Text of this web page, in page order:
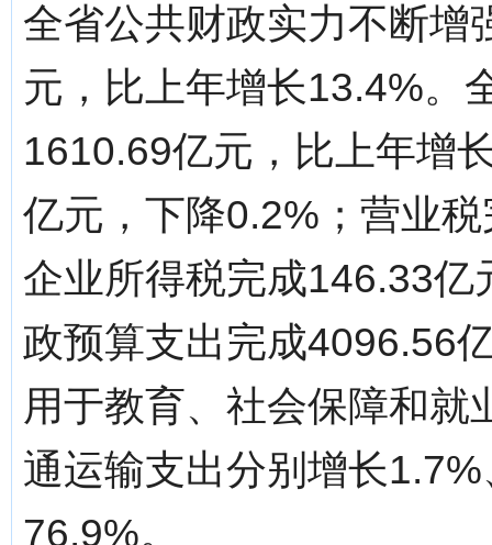
全省公共财政实力不断增
元，比上年增长13.4%。
1610.69亿元，比上年增
亿元，下降0.2%；营业
企业所得税完成146.33
政预算支出完成4096.56
用于教育、社会保障和就
通运输支出分别增长
76.9%。